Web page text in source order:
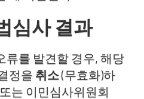
심사 결과
류를 발견할 경우, 해당
정을 취소(무효화)하
는 이민심사위원회